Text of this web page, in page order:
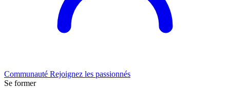
Communauté Rejoignez les passionnés
Se former